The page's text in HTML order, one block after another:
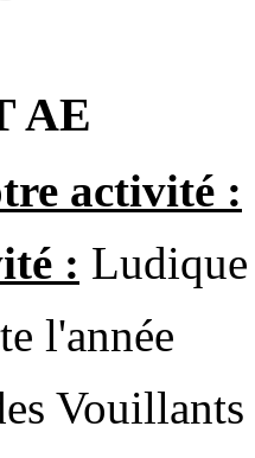
AE
activité :
: Ludique
l'année
Vouillants